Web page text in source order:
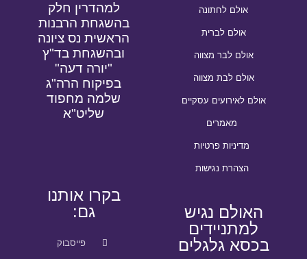
אולם לחתונה
אולם לברית
אולם לבר מצווה
אולם לבת מצווה
אולם לאירועים עסקיים
מאמרים
מדיניות פרטיות
הצהרת נגישות
האולם נגיש
למתניידים
בכסא גלגלים
למהדרין חלק
בהשגחת הרבנות
הראשית נס ציונה
ובהשגחת בד"ץ
"יורה דעה"
בפיקוח הרה"ג
שלמה מחפוד
שליט"א
בקרו אותנו
גם:
פייסבוק